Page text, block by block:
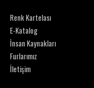
Renk Kartelası
E-Katalog
İnsan Kaynakları
Furlarımız
İletişim